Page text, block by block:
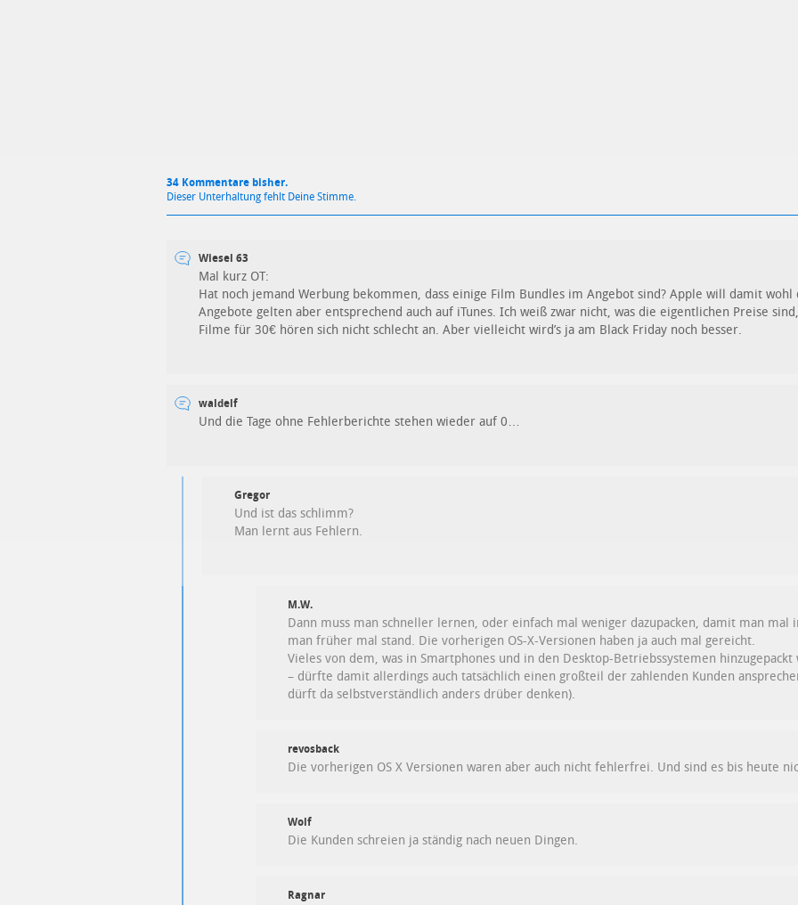
34 Kommentare bisher.
Dieser Unterhaltung fehlt Deine Stimme.
Wiesel 63
Mal kurz OT:
Hat noch jemand Werbung bekommen, dass einige Film Bundles im Angebot sind? Apple will damit wohl
Angebote gelten aber entsprechend auch auf iTunes. Ich weiß zwar nicht, was die eigentlichen Preise
Filme für 30€ hören sich nicht schlecht an. Aber vielleicht wird’s ja am Black Friday noch besser.
waldelf
Und die Tage ohne Fehlerberichte stehen wieder auf 0…
Gregor
Und ist das schlimm?
Man lernt aus Fehlern.
M.W.
Dann muss man schneller lernen, oder einfach mal weniger dazupacken, damit man
man früher mal stand. Die vorherigen OS-X-Versionen haben ja auch mal gereicht.
Vieles von dem, was in Smartphones und in den Desktop-Betriebssystemen
– dürfte damit allerdings auch tatsächlich einen großteil der zahlenden Kunden
dürft da selbstverständlich anders drüber denken).
revosback
Die vorherigen OS X Versionen waren aber auch nicht fehlerfrei. Und sind es bis heute
Wolf
Die Kunden schreien ja ständig nach neuen Dingen.
Ragnar